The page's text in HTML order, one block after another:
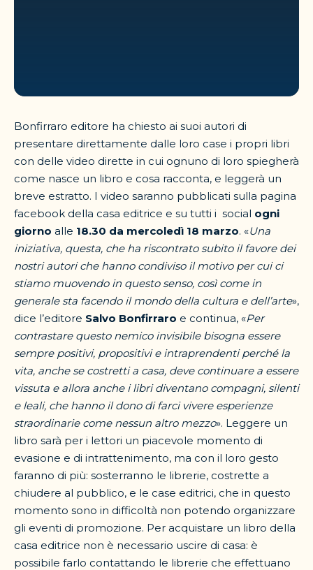
Bonfirraro editore ha chiesto ai suoi autori di
presentare direttamente dalle loro case i propri libri
con delle video dirette in cui ognuno di loro spiegherà
come nasce un libro e cosa racconta, e leggerà un
breve estratto. I video saranno pubblicati sulla pagina
facebook della casa editrice e su tutti i social ogni
giorno alle 18.30 da mercoledì 18 marzo. «Una
iniziativa, questa, che ha riscontrato subito il favore dei
nostri autori che hanno condiviso il motivo per cui ci
stiamo muovendo in questo senso, così come in
generale sta facendo il mondo della cultura e dell’arte»,
dice l’editore Salvo Bonfirraro e continua, «Per
contrastare questo nemico invisibile bisogna essere
sempre positivi, propositivi e intraprendenti perché la
vita, anche se costretti a casa, deve continuare a essere
vissuta e allora anche i libri diventano compagni, silenti
e leali, che hanno il dono di farci vivere esperienze
straordinarie come nessun altro mezzo». Leggere un
libro sarà per i lettori un piacevole momento di
evasione e di intrattenimento, ma con il loro gesto
faranno di più: sosterranno le librerie, costrette a
chiudere al pubblico, e le case editrici, che in questo
momento sono in difficoltà non potendo organizzare
gli eventi di promozione. Per acquistare un libro della
casa editrice non è necessario uscire di casa: è
possibile farlo contattando le librerie che effettuano